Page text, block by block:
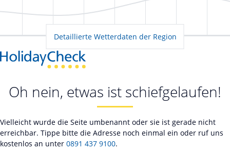
Detaillierte Wetterdaten der Region
Oh nein, etwas ist schiefgelaufen!
Vielleicht wurde die Seite umbenannt oder sie ist gerade nicht
erreichbar. Tippe bitte die Adresse noch einmal ein oder ruf uns
kostenlos an unter 0891 437 9100.